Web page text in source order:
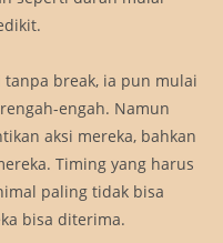
break, ia pun mulai
engah. Namun
aksi mereka, bahkan
Timing yang harus
paling tidak bisa
bisa diterima.